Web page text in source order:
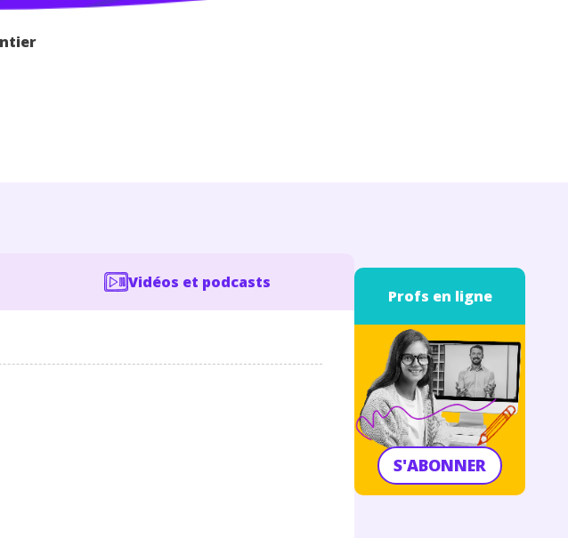
Vidéos et podcasts
Profs en ligne
S'ABONNER